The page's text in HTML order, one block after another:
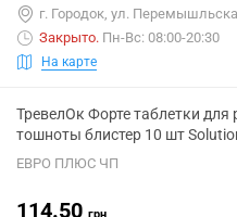
г. Городок, ул.
Закрыто. Пн-Вс: 08:00-20:30
На карте
ТревелОк Форте таблетки
тошноты блистер 10 шт
ЕВРО ПЛЮС ЧП
114.50 грн